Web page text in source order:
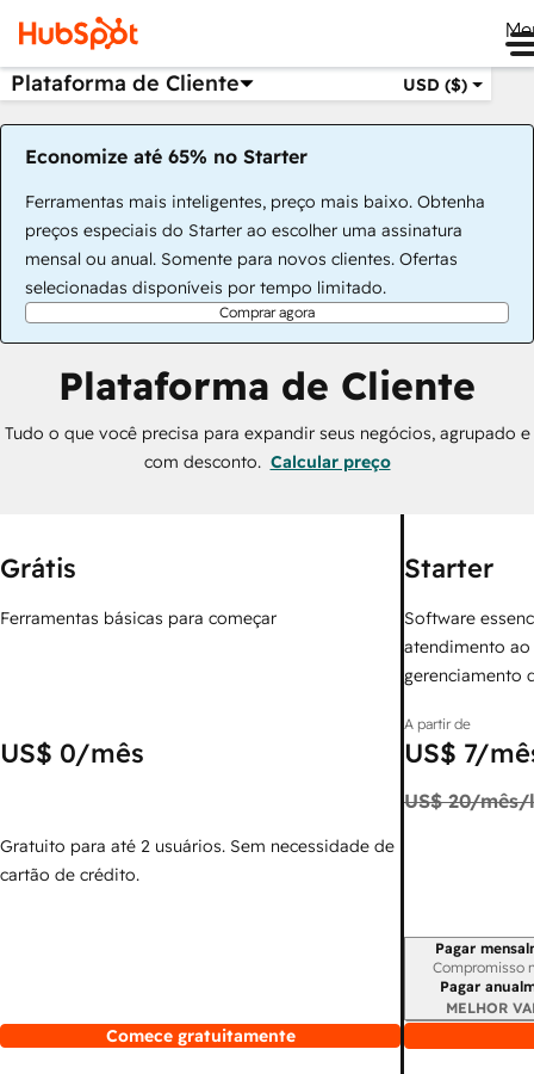
Plataforma de Cliente USD ($)
Economize até 65% no Starter
Ferramentas mais inteligentes, preço mais baixo. Obtenha
preços especiais do Starter ao escolher uma assinatura
mensal ou anual. Somente para novos clientes. Ofertas
selecionadas disponíveis por tempo limitado.
Comprar agora
Plataforma de Cliente
Tudo o que você precisa para expandir seus negócios, agrupado e
com desconto. Calcular preço
Grátis
Ferramentas básicas para começar
US$ 0/mês
Gratuito para até 2 usuários. Sem necessidade de
cartão de crédito.
Comece gratuitamente
Starter
Software
atendimento
gerenciamento
A partir de
US$ 7/
US$ 20/mês/
Período de
Pagar
Compromisso
Pagar
MELHOR